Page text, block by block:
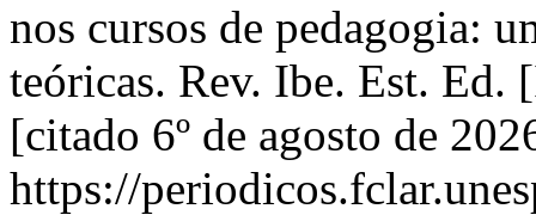
nos cursos de pedagogia:
teóricas. Rev. Ibe. Est. Ed.
[citado 6º de agosto de
https://